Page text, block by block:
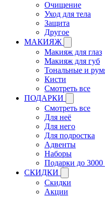
Очищение
Уход для тела
Защита
Другое
МАКИЯЖ
Макияж для глаз
Макияж для губ
Тональные и
Кисти
Смотреть все
ПОДАРКИ
Смотреть все
Для неё
Для него
Для подростка
Адвенты
Наборы
Подарки до 3000
СКИДКИ
Скидки
Акции